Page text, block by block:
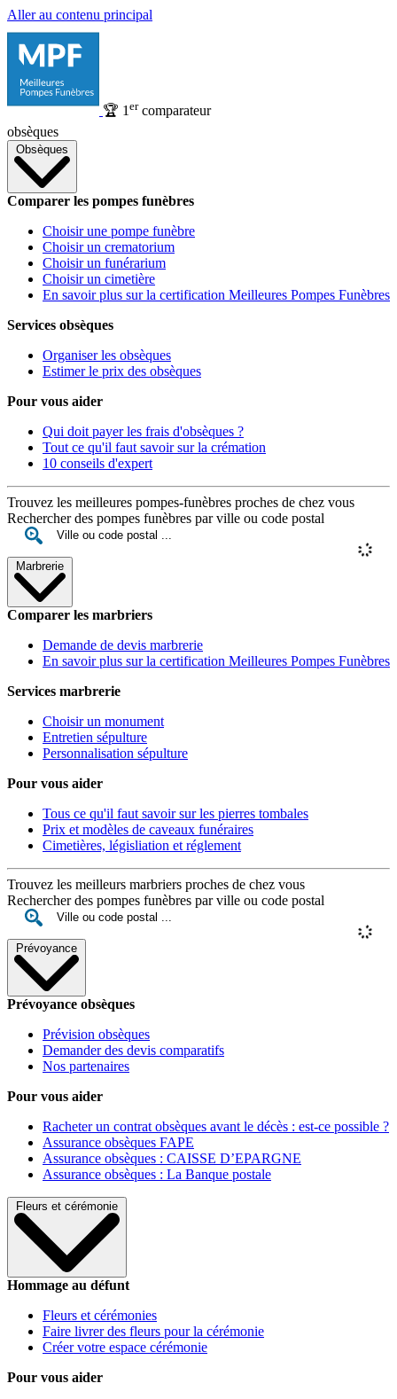
Aller au contenu principal
🏆 1 ercomparateur
obsèques
Obsèques
Comparer les pompes funèbres
Choisir une pompe funèbre
Choisir un crematorium
Choisir un funérarium
Choisir un cimetière
En savoir plus sur la certification Meilleures Pompes Funèbres
Services obsèques
Organiser les obsèques
Estimer le prix des obsèques
Pour vous aider
Qui doit payer les frais d'obsèques ?
Tout ce qu'il faut savoir sur la crémation
10 conseils d'expert
Trouvez les meilleures pompes-funèbres proches de chez vous
Rechercher des pompes funèbres par ville ou code postal
Marbrerie
Comparer les marbriers
Demande de devis marbrerie
En savoir plus sur la certification Meilleures Pompes Funèbres
Services marbrerie
Choisir un monument
Entretien sépulture
Personnalisation sépulture
Pour vous aider
Tous ce qu'il faut savoir sur les pierres tombales
Prix et modèles de caveaux funéraires
Cimetières, législiation et réglement
Trouvez les meilleurs marbriers proches de chez vous
Rechercher des pompes funèbres par ville ou code postal
Prévoyance
Prévoyance obsèques
Prévision obsèques
Demander des devis comparatifs
Nos partenaires
Pour vous aider
Racheter un contrat obsèques avant le décès : est-ce possible ?
Assurance obsèques FAPE
Assurance obsèques : CAISSE D’EPARGNE
Assurance obsèques : La Banque postale
Fleurs et cérémonie
Hommage au défunt
Fleurs et cérémonies
Faire livrer des fleurs pour la cérémonie
Créer votre espace cérémonie
Pour vous aider